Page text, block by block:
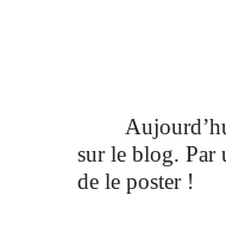
Aujourd’hui
sur le blog. Par
de le poster !